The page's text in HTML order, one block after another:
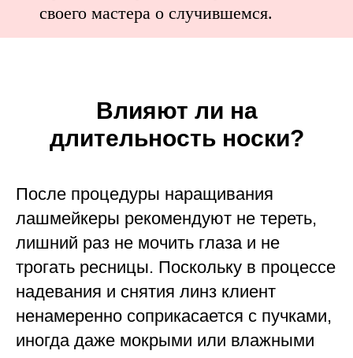
своего мастера о случившемся.
Влияют ли на
длительность носки?
После процедуры наращивания
лашмейкеры рекомендуют не тереть,
лишний раз не мочить глаза и не
трогать ресницы. Поскольку в процессе
надевания и снятия линз клиент
ненамеренно соприкасается с пучками,
иногда даже мокрыми или влажными